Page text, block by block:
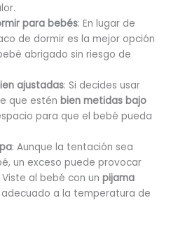
para bebés: En lugar de
de dormir es la mejor opción
abrigado sin riesgo de
ajustadas: Si decides usar
que esténbien metidas bajo
para que el bebé pueda
: Aunque la tentación sea
un exceso puede provocar
Viste al bebé con unpijama
adecuado a la temperatura de